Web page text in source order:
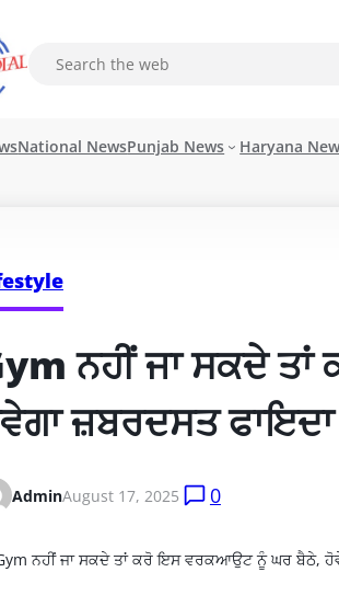
National NewsPunjab News Haryana
ਨਹੀਂ ਜਾ ਸਕਦੇ
ਜ਼ਬਰਦਸਤ ਫਾਇਦਾ
AdminAugust 17, 2025 0